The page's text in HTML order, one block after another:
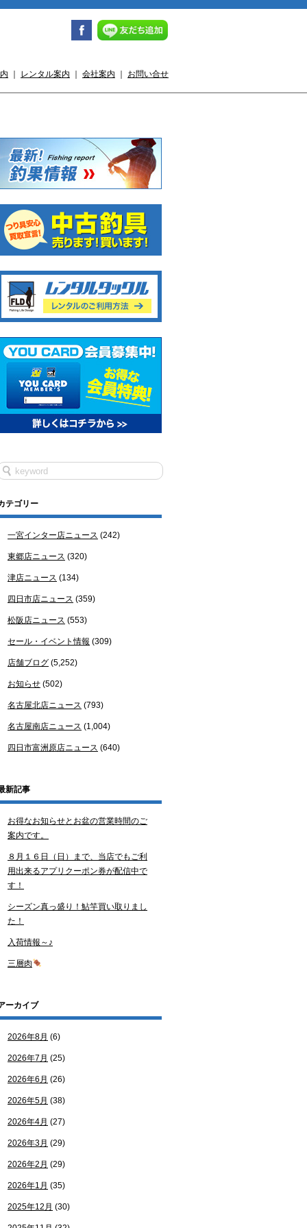
レンタル案内 会社案内 お問い合せ
テゴリー
一宮インター店ニュース (242)
東郷店ニュース (320)
津店ニュース (134)
四日市店ニュース (359)
松阪店ニュース (553)
セール・イベント情報 (309)
店舗ブログ (5,252)
お知らせ (502)
名古屋北店ニュース (793)
名古屋南店ニュース (1,004)
四日市富洲原店ニュース (640)
新記事
お得なお知らせとお盆の営業時間のご
案内です。
８月１６日（日）まで、当店でもご利
用出来るアプリクーポン券が配信中で
す！
シーズン真っ盛り！鮎竿買い取りまし
た！
入荷情報～♪
三層肉
ーカイブ
2026年8月 (6)
2026年7月 (25)
2026年6月 (26)
2026年5月 (38)
2026年4月 (27)
2026年3月 (29)
2026年2月 (29)
2026年1月 (35)
2025年12月 (30)